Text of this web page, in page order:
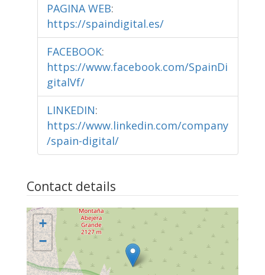
PAGINA WEB:
https://spaindigital.es/
FACEBOOK:
https://www.facebook.com/SpainDi
gitalVf/
LINKEDIN:
https://www.linkedin.com/company
/spain-digital/
Contact details
+
−